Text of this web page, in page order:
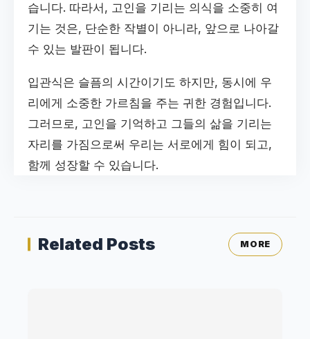
습니다. 따라서, 고인을 기리는 의식을 소중히 여
기는 것은, 단순한 작별이 아니라, 앞으로 나아갈
수 있는 발판이 됩니다.
입관식은 슬픔의 시간이기도 하지만, 동시에 우
리에게 소중한 가르침을 주는 귀한 경험입니다.
그러므로, 고인을 기억하고 그들의 삶을 기리는
자리를 가짐으로써 우리는 서로에게 힘이 되고,
함께 성장할 수 있습니다.
Related Posts MORE